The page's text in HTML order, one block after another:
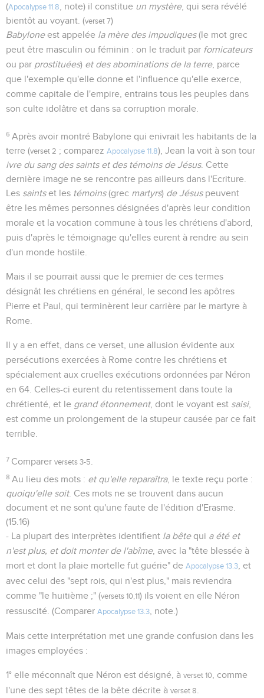
(Apocalypse 11.8 , note) il constitue un mystère, qui sera révélé
bientôt au voyant. (verset 7)
Babyloneest appelée la mère des impudiques(le mot grec
peut être masculin ou féminin : on le traduit par fornicateurs
ou par prostituées) et des abominations de la terre, parce
que l'exemple qu'elle donne et l'influence qu'elle exerce,
comme capitale de l'empire, entrains tous les peuples dans
son culte idolâtre et dans sa corruption morale.
6 Après avoir montré Babylone qui enivrait les habitants de la
terre (verset 2 ; comparez Apocalypse 11.8), Jean la voit à son tour
ivre du sang des saints et des témoins de Jésus. Cette
dernière image ne se rencontre pas ailleurs dans l'Ecriture.
Les saintset les témoins(grec martyrs) de Jésuspeuvent
être les mêmes personnes désignées d'après leur condition
morale et la vocation commune à tous les chrétiens d'abord,
puis d'après le témoignage qu'elles eurent à rendre au sein
d'un monde hostile.
Mais il se pourrait aussi que le premier de ces termes
désignât les chrétiens en général, le second les apôtres
Pierre et Paul, qui terminèrent leur carrière par le martyre à
Rome.
Il y a en effet, dans ce verset, une allusion évidente aux
persécutions exercées à Rome contre les chrétiens et
spécialement aux cruelles exécutions ordonnées par Néron
en 64. Celles-ci eurent du retentissement dans toute la
chrétienté, et le grand étonnement, dont le voyant est saisi,
est comme un prolongement de la stupeur causée par ce fait
terrible.
7 Comparerversets 3-5
8 Au lieu des mots : et qu'elle reparaîtra, le texte reçu porte :
quoiqu'elle soit. Ces mots ne se trouvent dans aucun
document et ne sont qu'une faute de l'édition d'Erasme.
(15.16)
- La plupart des interprètes identifient la bêtequi a été et
n'est plus, et doit monter de l'abîme, avec la "tête blessée à
mort et dont la plaie mortelle fut guérie" de Apocalypse 13.3
, et
avec celui des "sept rois, qui n'est plus," mais reviendra
comme "le huitième ;" (versets 10,11) ils voient en elle Néron
ressuscité. (Comparer Apocalypse 13.3 , note.)
Mais cette interprétation met une grande confusion dans les
images employées :
1° elle méconnaît que Néron est désigné, à verset 10
, comme
l'une des sept têtes de la bête décrite à verset 8